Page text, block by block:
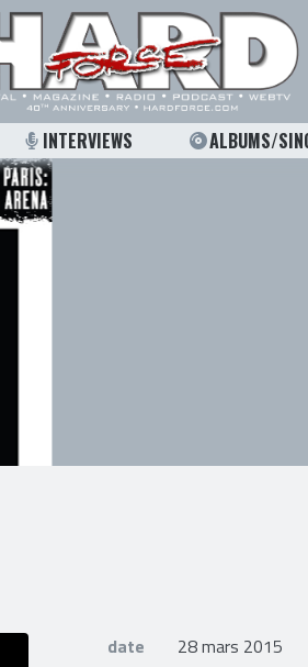
INTERVIEWS ALBUMS/
date
28 mars 2015